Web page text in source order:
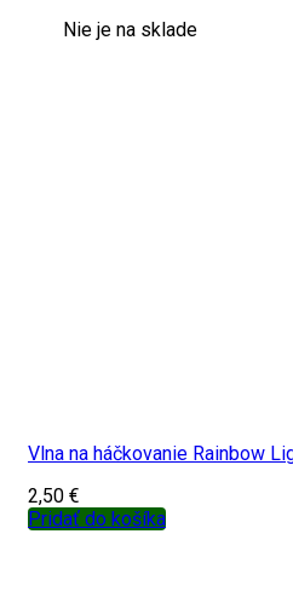
Nie je na sklade
Vlna na háčkovanie Rainbow
2,50 €
Pridať do košíka